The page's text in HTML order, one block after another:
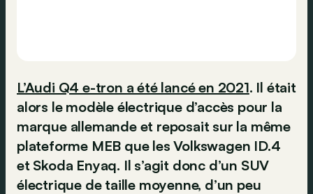
L’Audi Q4 e-tron a été lancé en 2021. Il était
alors le modèle électrique d’accès pour la
marque allemande et reposait sur la même
plateforme MEB que les Volkswagen ID.4
et Skoda Enyaq. Il s’agit donc d’un SUV
électrique de taille moyenne, d’un peu